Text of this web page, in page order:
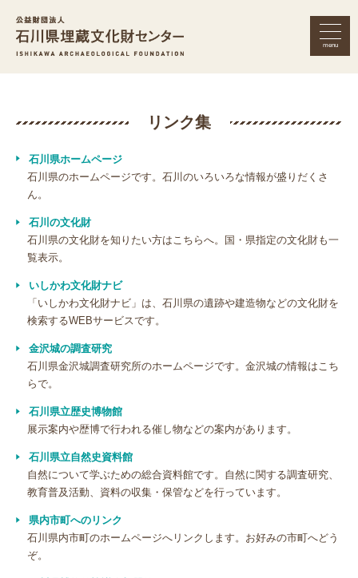
menu
リンク集
石川県ホームページ
石川県のホームページです。石川のいろいろな情報が盛りだくさ
ん。
石川の文化財
石川県の文化財を知りたい方はこちらへ。国・県指定の文化財も一
覧表示。
いしかわ文化財ナビ
「いしかわ文化財ナビ」は、石川県の遺跡や建造物などの文化財を
検索するWEBサービスです。
金沢城の調査研究
石川県金沢城調査研究所のホームページです。金沢城の情報はこち
らで。
石川県立歴史博物館
展示案内や歴博で行われる催し物などの案内があります。
石川県立自然史資料館
自然について学ぶための総合資料館です。自然に関する調査研究、
教育普及活動、資料の収集・保管などを行っています。
県内市町へのリンク
石川県内市町のホームページへリンクします。お好みの市町へどう
ぞ。